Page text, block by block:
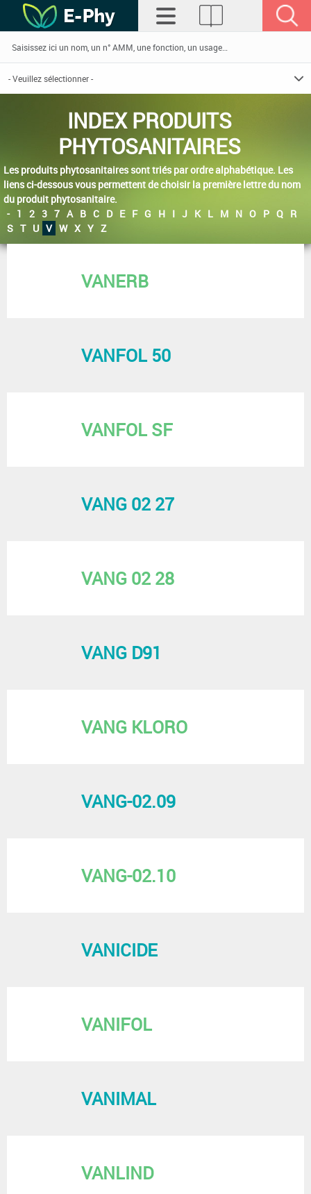
INDEX PRODUITS
PHYTOSANITAIRES
Les produits phytosanitaires sont triés par ordre alphabétique. Les
liens ci-dessous vous permettent de choisir la première lettre du nom
du produit phytosanitaire.
- 1 2 3 7 A B C D E F G H I J K L M N O P Q R
S T U V W X Y Z
VANERB
VANFOL 50
VANFOL SF
VANG 02 27
VANG 02 28
VANG D91
VANG KLORO
VANG-02.09
VANG-02.10
VANICIDE
VANIFOL
VANIMAL
VANLIND